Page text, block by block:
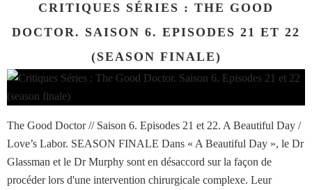
CRITIQUES SÉRIES : THE GOOD
DOCTOR. SAISON 6. EPISODES 21 ET 22
(SEASON FINALE)
The Good Doctor // Saison 6. Episodes 21 et 22. A Beautiful Day /
Love’s Labor. SEASON FINALE Dans « A Beautiful Day », le Dr
Glassman et le Dr Murphy sont en désaccord sur la façon de
procéder lors d'une intervention chirurgicale complexe. Leur